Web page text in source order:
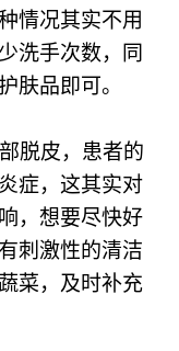
情况其实不用
洗手次数，同
肤品即可。
脱皮，患者的
症，这其实对
，想要尽快好
刺激性的清洁
菜，及时补充